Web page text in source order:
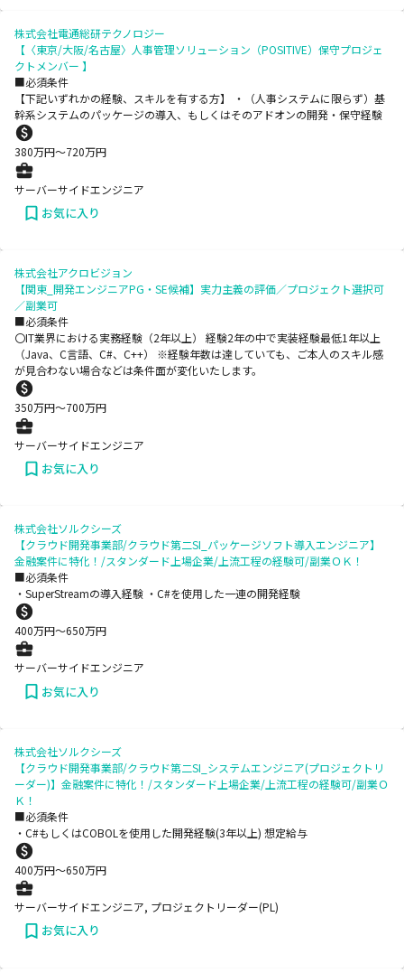
株式会社電通総研テクノロジー
【〈東京/大阪/名古屋〉人事管理ソリューション（POSITIVE）保守プロジェ
クトメンバー 】
■必須条件
【下記いずれかの経験、スキルを有する方】 ・（人事システムに限らず）基
幹系システムのパッケージの導入、もしくはそのアドオンの開発・保守経験
380万円〜720万円
サーバーサイドエンジニア
お気に入り
株式会社アクロビジョン
【関東_開発エンジニアPG・SE候補】実力主義の評価／プロジェクト選択可
／副業可
■必須条件
〇IT業界における実務経験（2年以上） 経験2年の中で実装経験最低1年以上
（Java、C言語、C#、C++） ※経験年数は達していても、ご本人のスキル感
が見合わない場合などは条件面が変化いたします。
350万円〜700万円
サーバーサイドエンジニア
お気に入り
株式会社ソルクシーズ
【クラウド開発事業部/クラウド第二SI_パッケージソフト導入エンジニア】
金融案件に特化！/スタンダード上場企業/上流工程の経験可/副業ＯＫ！
■必須条件
・SuperStreamの導入経験 ・C#を使用した一連の開発経験
400万円〜650万円
サーバーサイドエンジニア
お気に入り
株式会社ソルクシーズ
【クラウド開発事業部/クラウド第二SI_システムエンジニア(プロジェクトリ
ーダー)】金融案件に特化！/スタンダード上場企業/上流工程の経験可/副業Ｏ
Ｋ！
■必須条件
・C#もしくはCOBOLを使用した開発経験(3年以上) 想定給与
400万円〜650万円
サーバーサイドエンジニア, プロジェクトリーダー(PL)
お気に入り